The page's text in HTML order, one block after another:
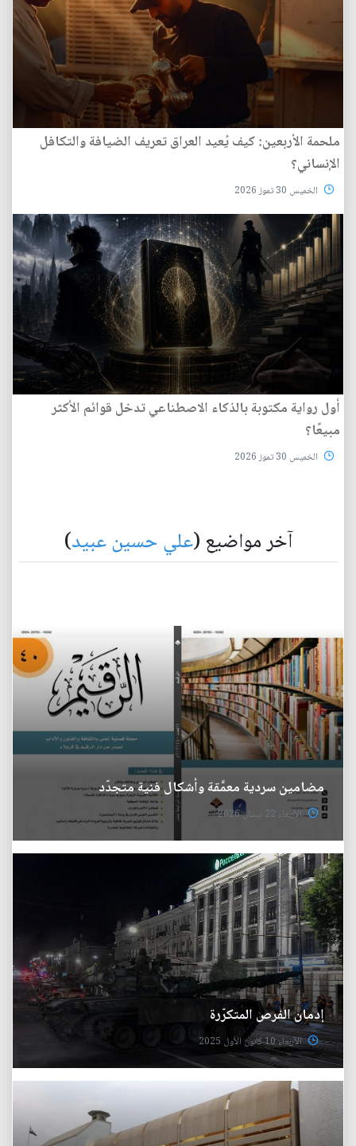
ملحمة الأربعين: كيف يُعيد العراق تعريف الضيافة والتكافل
الإنساني؟
الخميس 30 تموز 2026
أول رواية مكتوبة بالذكاء الاصطناعي تدخل قوائم الأكثر
مبيعًا؟
الخميس 30 تموز 2026
آخر مواضيع (علي حسين عبيد)
مضامين سردية معمَّقة وأشكال فنية متجدّد
الأربعاء 22 نيسان 2026
إدمان الفرص المتكرّرة
الأربعاء 10 كانون الأول 2025